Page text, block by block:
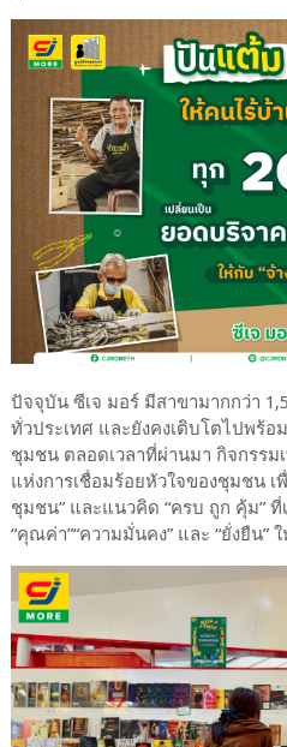
ปัจจุบัน ซีเจ มอร์ มีสาขามากกว่า
ทั่วประเทศ และยังคงเติบโตไปพร้
ชุมชน ตลอดเวลาที่ผ่านมา กิจกรรม
แห่งการเชื่อมร้อยหัวใจของชุมชน
ชุมชน” และแนวคิด “ครบ ถูก คุ้ม”
“คุณค่า”“ความมั่นคง” และ “ยั่งยืน”